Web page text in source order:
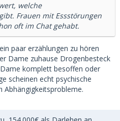
welche
Frauen mit Essstörungen
oft im Chat gehabt.
paar erzählungen zu hören
Dame zuhause Drogenbesteck
komplett besoffen oder
scheinen echt psychische
Abhängigkeitsprobleme.